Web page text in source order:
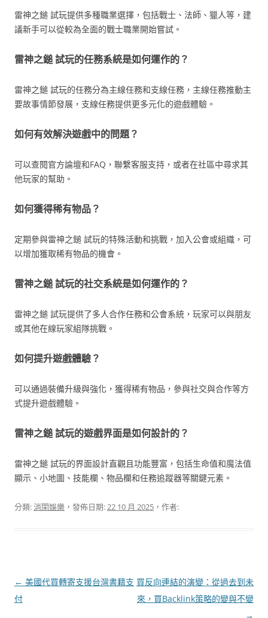
雷神之鎚 試玩提供多種職業選擇，包括戰士、法師、獵人等，建
議新手可以從較為全面的戰士職業開始嘗試。
雷神之鎚 試玩的任務系統是如何運作的？
雷神之鎚 試玩的任務分為主線任務和支線任務，主線任務推動主
要故事情節發展，支線任務提供更多元化的遊戲體驗。
如何有效解決遊戲中的問題？
可以查閱官方論壇和FAQ，聯繫客服支持，或者在社區中尋求其
他玩家的幫助。
如何獲得稀有物品？
定期參與雷神之鎚 試玩的特殊活動和挑戰，加入公會或組織，可
以增加獲取稀有物品的機會。
雷神之鎚 試玩的社交系統是如何運作的？
雷神之鎚 試玩提供了多人合作任務和公會系統，玩家可以與朋友
或其他在線玩家組隊挑戰。
如何提升遊戲體驗？
可以通過裝備升級與強化，獲得稀有物品，參與社交與合作等方
式提升遊戲體驗。
雷神之鎚 試玩的遊戲界面是如何設計的？
雷神之鎚 試玩的界面設計直觀且功能豐富，包括生命值和魔法值
顯示、小地圖、技能欄、物品欄和任務追蹤器等關鍵元素。
分類:消閑娛樂 ，發佈日期:22 10 月 2025 ，作者:
文
章
← 美國代買轉寄支援台灣書籍支
付
買反向連結的演變：從過去到未
來，買Backlink策略的變與不變
→